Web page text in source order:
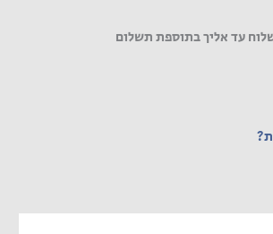
עד אליך בתוספת תשלום